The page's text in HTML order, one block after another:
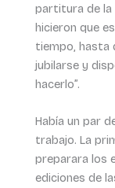
partitura de la
hicieron que
tiempo, hasta
jubilarse y
hacerlo”.
Había un par
trabajo. La
preparara los
ediciones de